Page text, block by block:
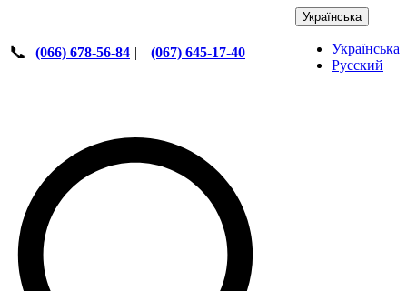
📞 (066) 678-56-84 | (067) 645-17-40
Українська
Українська
Русский